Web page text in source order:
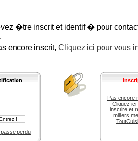
�tre inscrit et identifi� pour
encore inscrit, Cliquez ici pour vous
passe perdu
Pas encore
Cliquez ici
inscrire et
milliers